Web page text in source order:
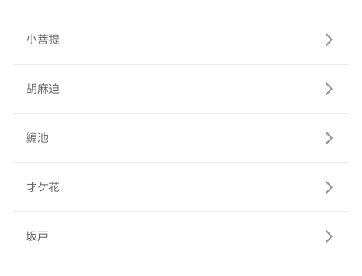
小菩提
胡麻迫
編池
才ケ花
坂戸